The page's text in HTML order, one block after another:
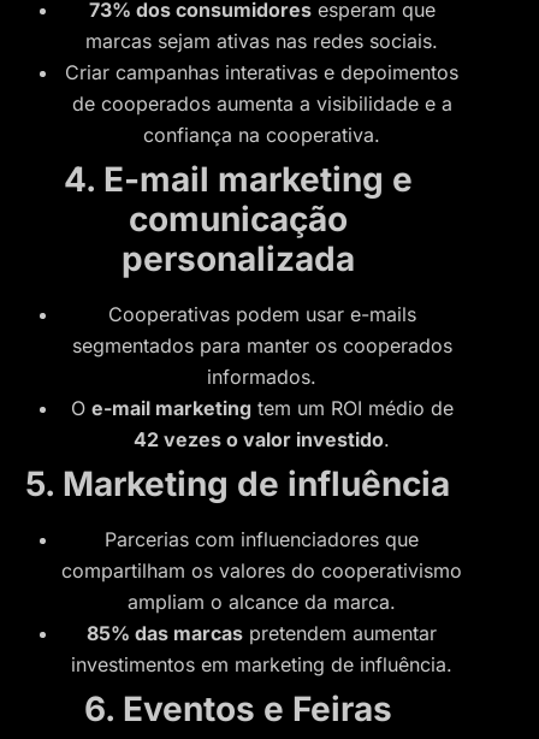
73% dos consumidoresesperam que
marcas sejam ativas nas redes sociais.
Criar campanhas interativas e depoimentos
de cooperados aumenta a visibilidade e a
confiança na cooperativa.
4. E-mail marketing e
comunicação
personalizada
Cooperativas podem usar e-mails
segmentados para manter os cooperados
informados.
O e-mail marketing tem um ROI médio de
42 vezes o valor investido.
5. Marketing de influência
Parcerias com influenciadores que
compartilham os valores do cooperativismo
ampliam o alcance da marca.
85% das marcas pretendem aumentar
investimentos em marketing de influência.
6. Eventos e Feiras